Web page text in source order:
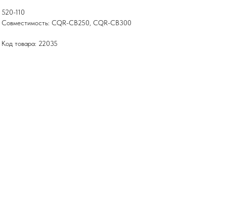
520-110
Совместимость: CQR-CB250, CQR-CB300
Код товара: 22035